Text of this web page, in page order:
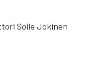
Soi­le Joki­nen